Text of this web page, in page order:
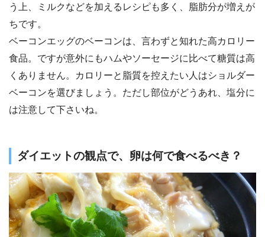
う上、ミルクなどを加えるレシピも多く、脂肪分が増えが
ちです。
ベーコンエッグのベーコンは、言わずと知れた高カロリー
食品。ですが意外にもハムやソーセージに比べて糖質は高
くありません。カロリーと脂質を控えたい人はショルダー
ベーコンを選びましょう。ただし部位がどうあれ、塩分に
は注意して下さいね。
ダイエットの観点で、卵は何で食べるべき？